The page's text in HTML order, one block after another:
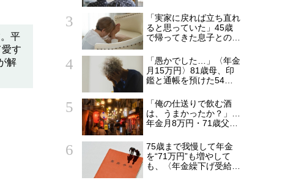
平
す
解
を貯めたはずが「馬鹿だ
った」肩を落とす理由
「実家に戻れば立ち直れ
ると思っていた」45歳
で帰ってきた息子との同
万円・75歳母〉が漏ら
した本音
「愚かでした…」〈年金
月15万円〉81歳母、印
鑑と通帳を預けた54歳
い！」と逆ギレされ茫然
「俺の仕送りで飲む酒
は、うまかったか？」…
年金月8万円・71歳父を
助〉が途絶えた夜
75歳まで我慢して年金
を“71万円”も増やして
も、〈年金繰下げ受給〉